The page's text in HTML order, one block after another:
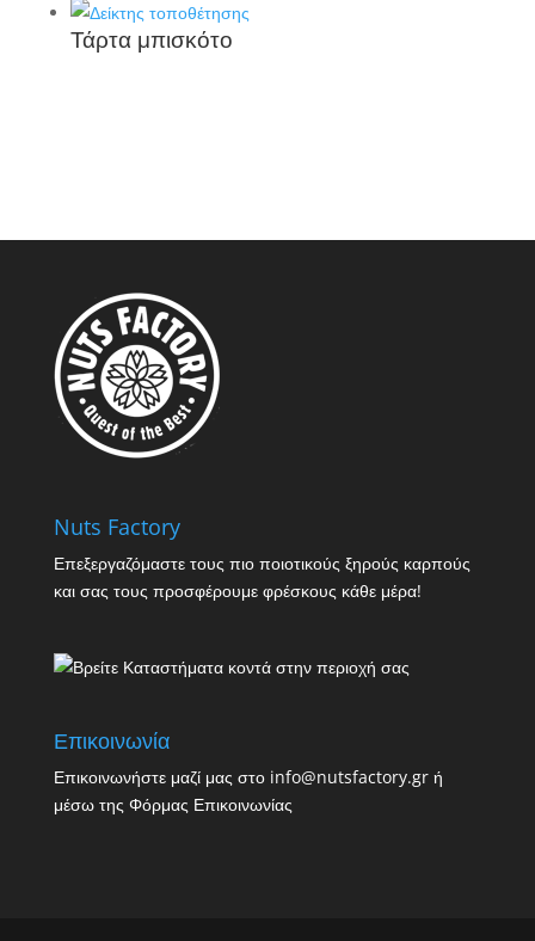
Τάρτα μπισκότο
Nuts Factory
Επεξεργαζόμαστε τους πιο ποιοτικούς ξηρούς καρπούς
και σας τους προσφέρουμε φρέσκους κάθε μέρα!
Επικοινωνία
Επικοινωνήστε μαζί μας στο info@nutsfactory.gr ή
μέσω της Φόρμας Επικοινωνίας